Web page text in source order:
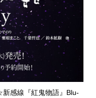
感線『紅鬼物語』Blu-